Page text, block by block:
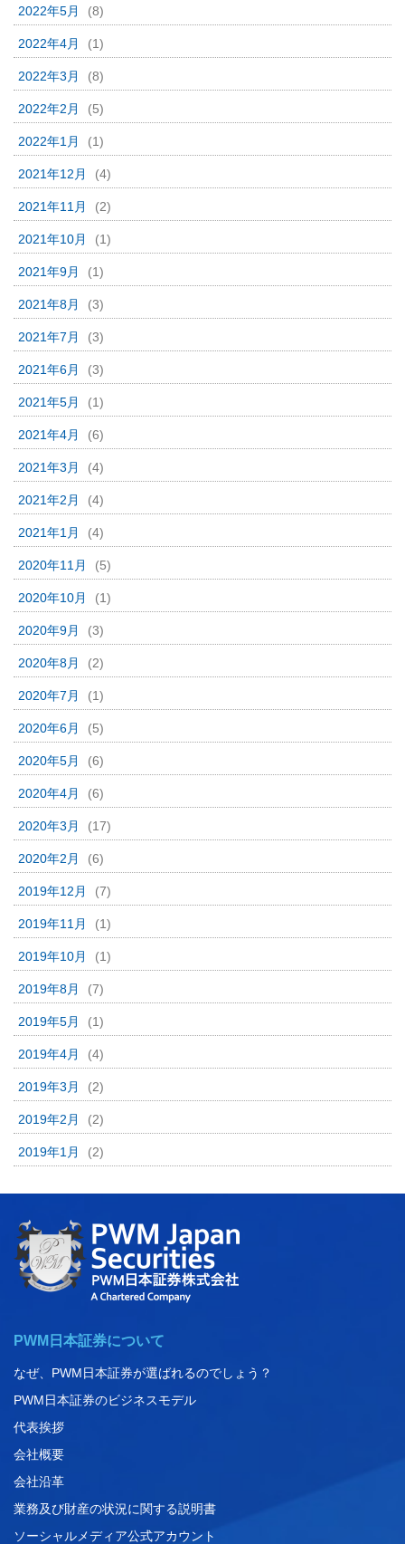
2022年5月 (8)
2022年4月 (1)
2022年3月 (8)
2022年2月 (5)
2022年1月 (1)
2021年12月 (4)
2021年11月 (2)
2021年10月 (1)
2021年9月 (1)
2021年8月 (3)
2021年7月 (3)
2021年6月 (3)
2021年5月 (1)
2021年4月 (6)
2021年3月 (4)
2021年2月 (4)
2021年1月 (4)
2020年11月 (5)
2020年10月 (1)
2020年9月 (3)
2020年8月 (2)
2020年7月 (1)
2020年6月 (5)
2020年5月 (6)
2020年4月 (6)
2020年3月 (17)
2020年2月 (6)
2019年12月 (7)
2019年11月 (1)
2019年10月 (1)
2019年8月 (7)
2019年5月 (1)
2019年4月 (4)
2019年3月 (2)
2019年2月 (2)
2019年1月 (2)
PWM日本証券について
なぜ、PWM日本証券が選ばれるのでしょう？
PWM日本証券のビジネスモデル
代表挨拶
会社概要
会社沿革
業務及び財産の状況に関する説明書
ソーシャルメディア公式アカウント